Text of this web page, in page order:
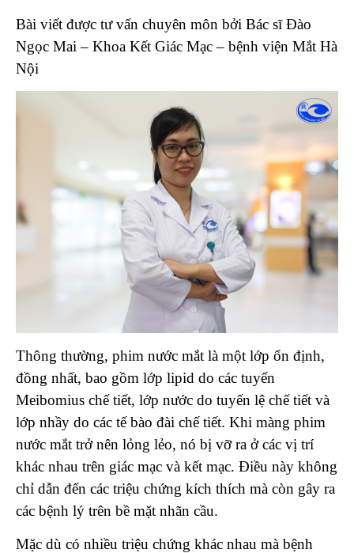
Bài viết được tư vấn chuyên môn bởi Bác sĩ Đào
Ngọc Mai – Khoa Kết Giác Mạc – bệnh viện Mắt Hà
Nội
Thông thường, phim nước mắt là một lớp ổn định,
đồng nhất, bao gồm lớp lipid do các tuyến
Meibomius chế tiết, lớp nước do tuyến lệ chế tiết và
lớp nhầy do các tế bào đài chế tiết. Khi màng phim
nước mắt trở nên lỏng lẻo, nó bị vỡ ra ở các vị trí
khác nhau trên giác mạc và kết mạc. Điều này không
chỉ dẫn đến các triệu chứng kích thích mà còn gây ra
các bệnh lý trên bề mặt nhãn cầu.
Mặc dù có nhiều triệu chứng khác nhau mà bệnh